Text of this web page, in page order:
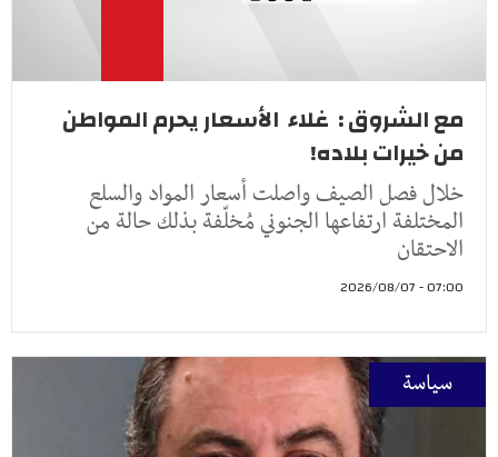
مع الشروق : غلاء الأسعار يحرم المواطن
من خيرات بلاده!
خلال فصل الصيف واصلت أسعار المواد والسلع
المختلفة ارتفاعها الجنوني مُخلّفة بذلك حالة من
الاحتقان
07:00 - 2026/08/07
سياسة